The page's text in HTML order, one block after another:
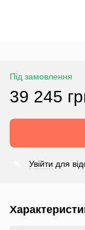
Під замовлення
39 245
Увійти для